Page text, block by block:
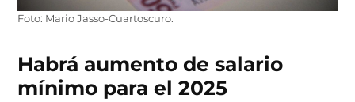
Foto: Mario Jasso-Cuartoscuro.
Habrá aumento de salario
mínimo para el 2025